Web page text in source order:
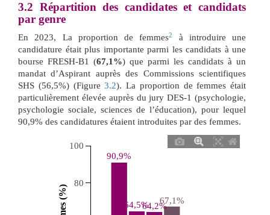
3.2 Répartition des candidates et candidats
par genre
En 2023, La proportion de femmes2
à introduire une
candidature était plus importante parmi les candidats à une
bourse FRESH-B1 (67,1%) que parmi les candidats à un
mandat d’Aspirant auprès des Commissions scientifiques
SHS (56,5%) (Figure3.2). La proportion de femmes était
particulièrement élevée auprès du jury DES-1 (psychologie,
psychologie sociale, sciences de l’éducation), pour lequel
90,9% des candidatures étaient introduites par des femmes.
67,1%
90,9%
64,5%64,2%
80
100